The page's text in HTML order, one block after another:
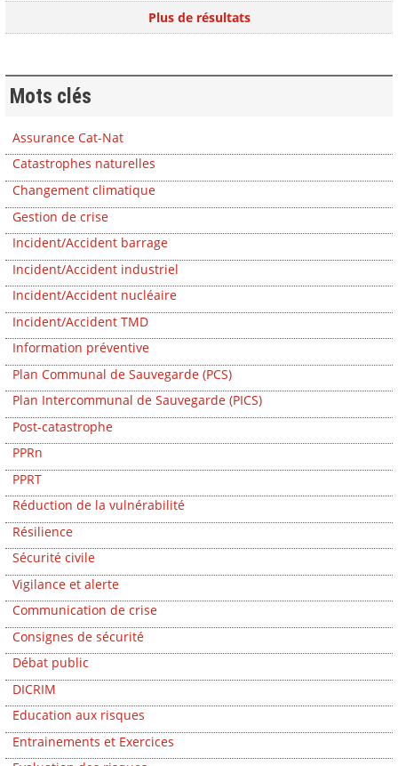
Plus de résultats
Mots clés
Assurance Cat-Nat
Catastrophes naturelles
Changement climatique
Gestion de crise
Incident/Accident barrage
Incident/Accident industriel
Incident/Accident nucléaire
Incident/Accident TMD
Information préventive
Plan Communal de Sauvegarde (PCS)
Plan Intercommunal de Sauvegarde (PICS)
Post-catastrophe
PPRn
PPRT
Réduction de la vulnérabilité
Résilience
Sécurité civile
Vigilance et alerte
Communication de crise
Consignes de sécurité
Débat public
DICRIM
Education aux risques
Entrainements et Exercices